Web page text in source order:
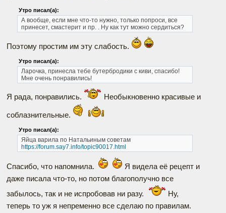
Утро писал(а):
А вообще, если мне что-то нужно, только попроси, все
принесет, смастерит и пр. . Ну как тут можно сердиться?
Поэтому простим им эту слабость.
Утро писал(а):
Ларочка, принесла тебе бутербродики с киви, спасибо!
Мне очень понравились!
Я рада, понравились. Необыкновенно красивые и
соблазнительные.
Утро писал(а):
Яйца варила по Натальиным советам
https://forum.say7.info/topic90017.html
Спасибо, что напомнила.
Я видела её рецепт и
даже писала что-то, но потом благополучно все
забылось, так и не испробовав ни разу.
Ну,
теперь то уж я непременно все сделаю по правилам.